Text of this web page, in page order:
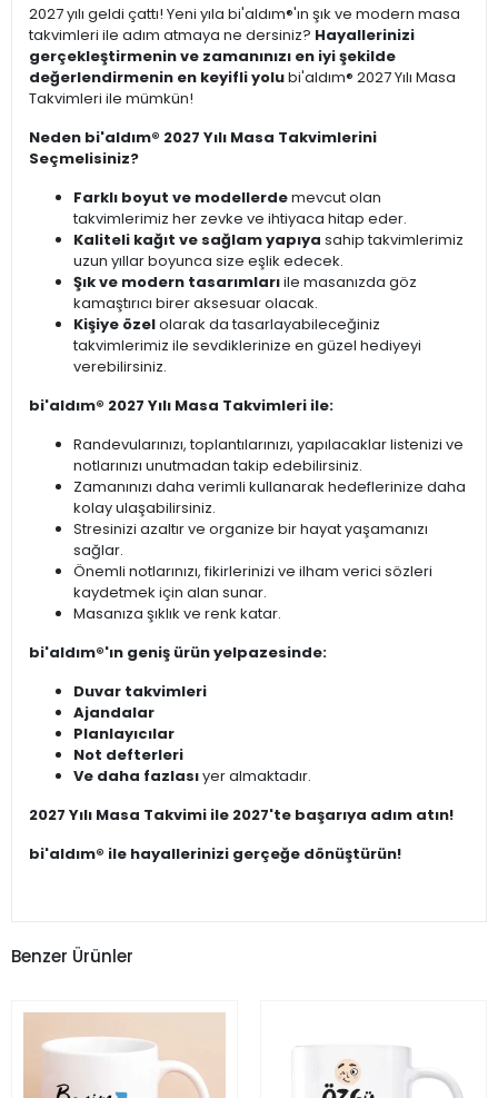
2027 yılı geldi çattı! Yeni yıla bi'aldım®'ın şık ve modern masa
takvimleri ile adım atmaya ne dersiniz? Hayallerinizi
gerçekleştirmenin ve zamanınızı en iyi şekilde
değerlendirmenin en keyifli yolubi'aldım® 2027 Yılı Masa
Takvimleri ile mümkün!
Neden bi'aldım® 2027 Yılı Masa Takvimlerini
Seçmelisiniz?
Farklı boyut ve modellerdemevcut olan
takvimlerimiz her zevke ve ihtiyaca hitap eder.
Kaliteli kağıt ve sağlam yapıya sahip takvimlerimiz
uzun yıllar boyunca size eşlik edecek.
Şık ve modern tasarımlarıile masanızda göz
kamaştırıcı birer aksesuar olacak.
Kişiye özelolarak da tasarlayabileceğiniz
takvimlerimiz ile sevdiklerinize en güzel hediyeyi
verebilirsiniz.
bi'aldım® 2027 Yılı Masa Takvimleri ile:
Randevularınızı, toplantılarınızı, yapılacaklar listenizi ve
notlarınızı unutmadan takip edebilirsiniz.
Zamanınızı daha verimli kullanarak hedeflerinize daha
kolay ulaşabilirsiniz.
Stresinizi azaltır ve organize bir hayat yaşamanızı
sağlar.
Önemli notlarınızı, fikirlerinizi ve ilham verici sözleri
kaydetmek için alan sunar.
Masanıza şıklık ve renk katar.
bi'aldım®'ın geniş ürün yelpazesinde:
Duvar takvimleri
Ajandalar
Planlayıcılar
Not defterleri
Ve daha fazlasıyer almaktadır.
2027 Yılı Masa Takvimi ile 2027'te başarıya adım atın!
bi'aldım® ile hayallerinizi gerçeğe dönüştürün!
Benzer Ürünler